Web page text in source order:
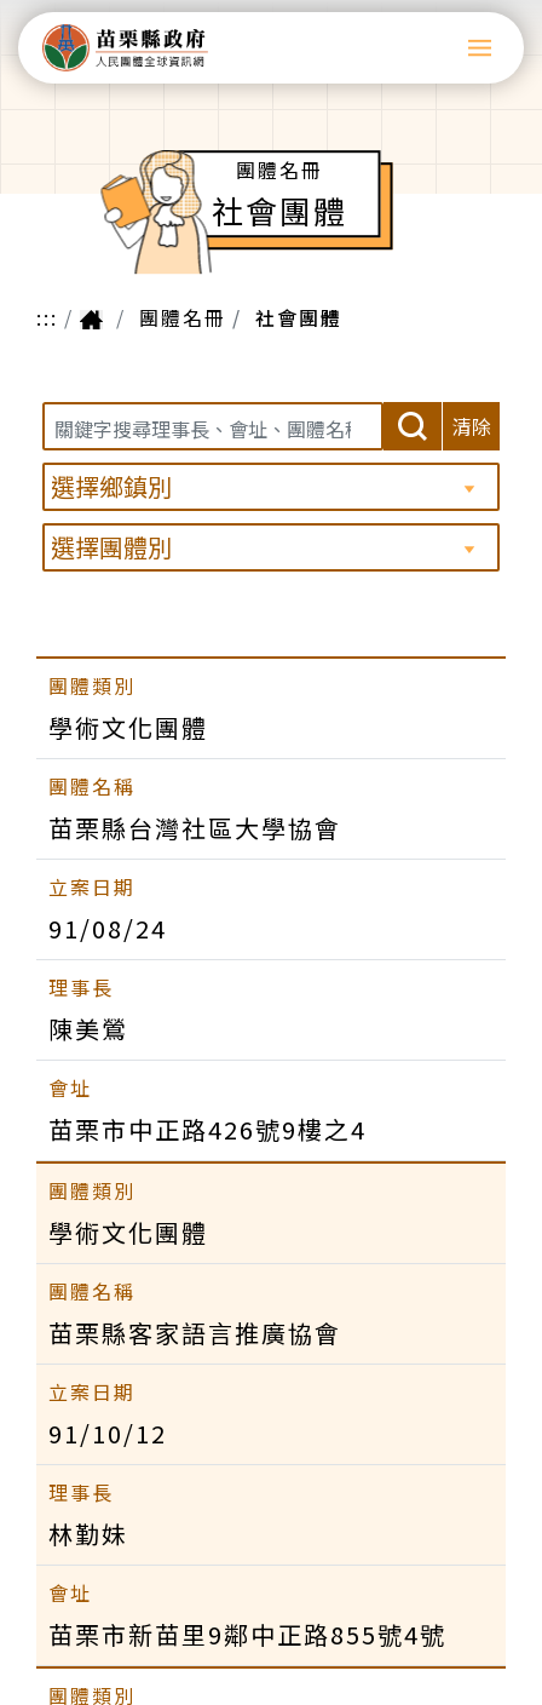
團體名冊
社會團體
::: 團體名冊 社會團體
清除
學術文化團體
苗栗縣台灣社區大學協會
91/08/24
陳美鶯
苗栗市中正路426號9樓之4
學術文化團體
苗栗縣客家語言推廣協會
91/10/12
林勤妹
苗栗市新苗里9鄰中正路855號4號